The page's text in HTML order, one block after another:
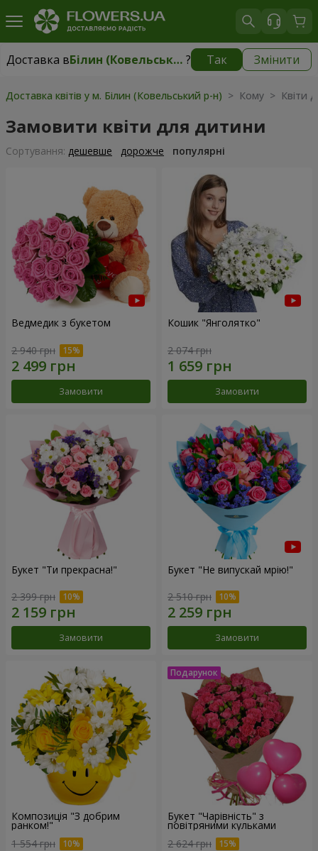
Доставка в Білин (Ковельський р-н) ? Так Змінити
Доставка вБілин (Ковельський р-н)|1175 грн
Доставка квітів у м. Білин (Ковельський р-н) > Кому > Квіти
Замовити квіти для дитини
Сортування: дешевше дорожче популярні
Ведмедик з букетом
2 940 грн
Замовити
Кошик "Янголятко"
2 074 грн
Замовити
Букет "Ти прекрасна!"
2 399 грн
Замовити
Букет "Не випускай мрію!"
2 510 грн
Замовити
Композиція "З добрим
ранком!"
1 554 грн
Букет "Чарівність" з
повітряними кульками
2 624 грн